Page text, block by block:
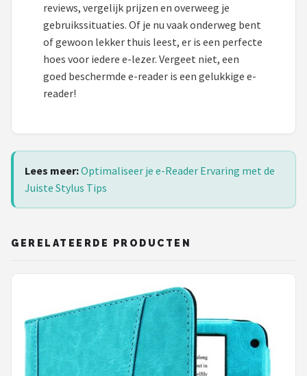
reviews, vergelijk prijzen en overweeg je
gebruikssituaties. Of je nu vaak onderweg bent
of gewoon lekker thuis leest, er is een perfecte
hoes voor iedere e-lezer. Vergeet niet, een
goed beschermde e-reader is een gelukkige e-
reader!
Lees meer:Optimaliseer je e-Reader Ervaring met de
Juiste Stylus Tips
GERELATEERDE PRODUCTEN